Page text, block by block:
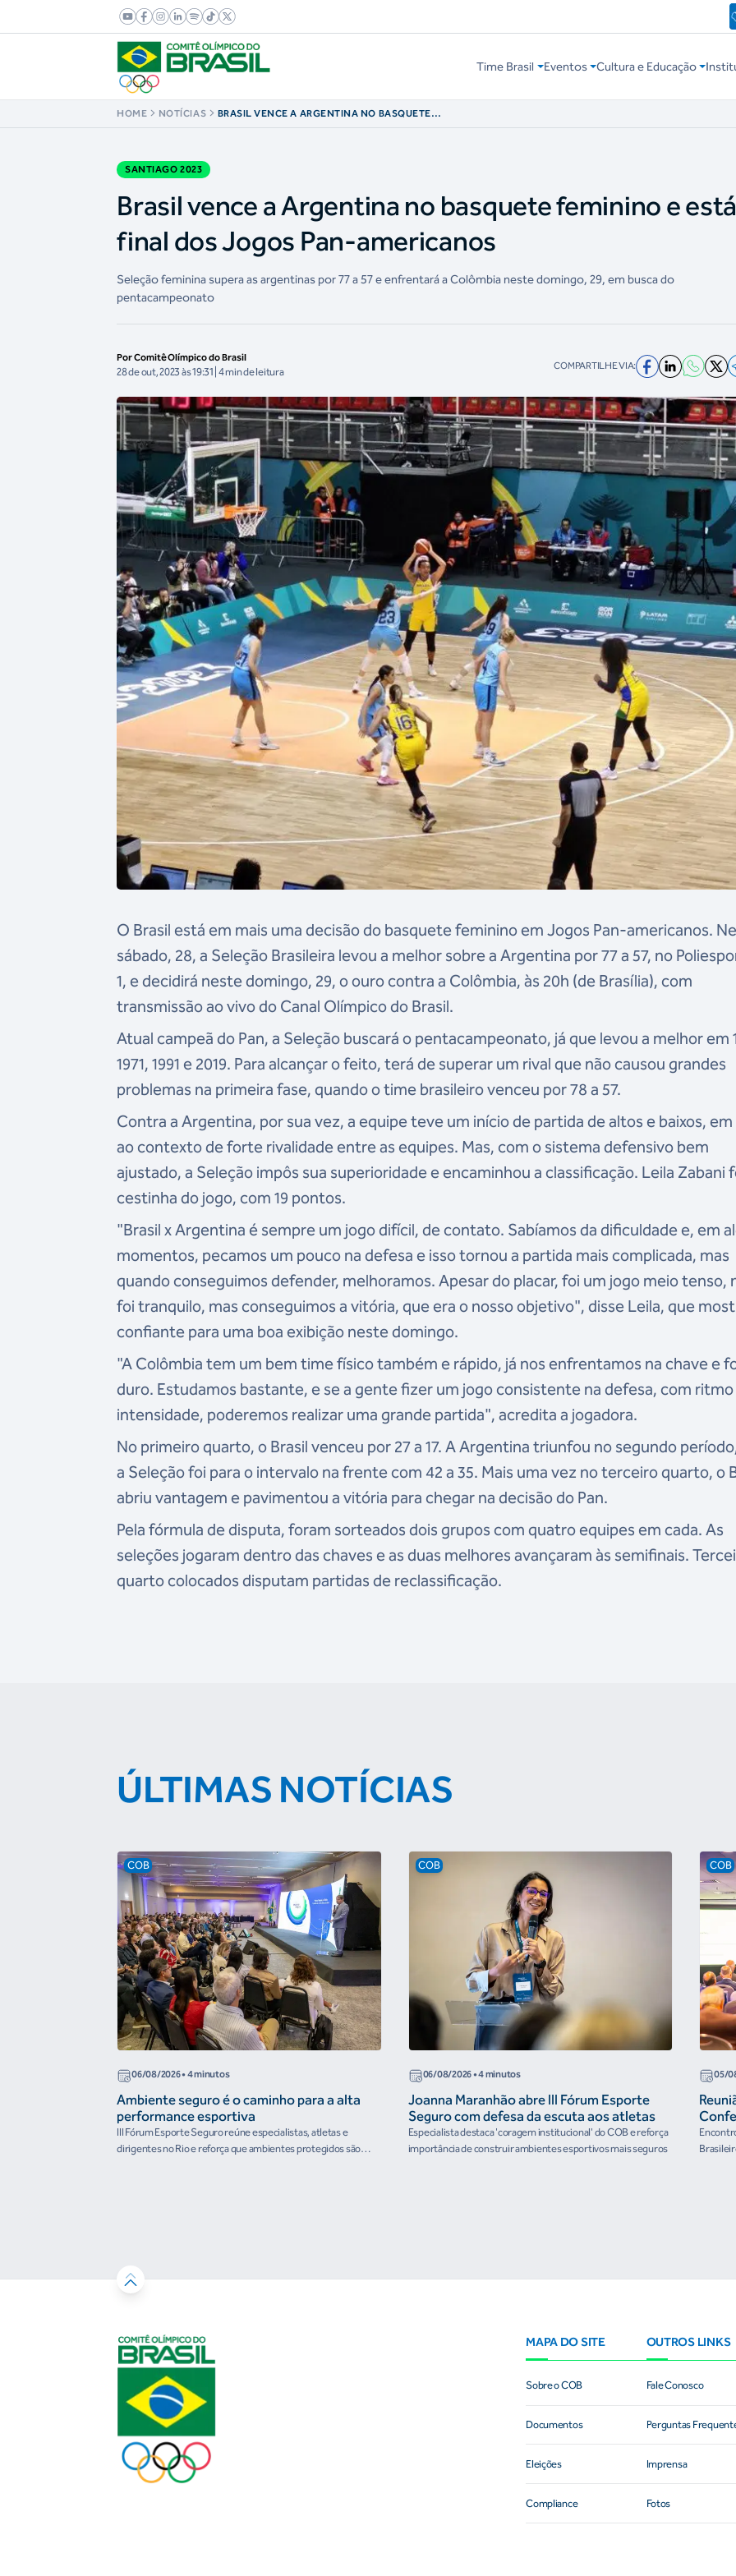
Time Brasil Eventos Cultura e Educação
HOME NOTÍCIAS
BRASIL VENCE A ARGENTINA NO BASQUETE
SANTIAGO 2023
Brasil vence a Argentina no basquete feminino e
final dos Jogos Pan-americanos
Seleção feminina supera as argentinas por 77 a 57 e enfrentará a Colômbia neste domingo, 29, em busca do
pentacampeonato
Por Comitê Olímpico do Brasil
28 de out, 2023 às 19:31 | 4 min de leitura COMPARTILHE VIA:
O Brasil está em mais uma decisão do basquete feminino em Jogos Pan-americanos.
sábado, 28, a Seleção Brasileira levou a melhor sobre a Argentina por 77 a 57, no
1, e decidirá neste domingo, 29, o ouro contra a Colômbia, às 20h (de Brasília), com
transmissão ao vivo do Canal Olímpico do Brasil.
Atual campeã do Pan, a Seleção buscará o pentacampeonato, já que levou a melhor em
1971, 1991 e 2019. Para alcançar o feito, terá de superar um rival que não causou grandes
problemas na primeira fase, quando o time brasileiro venceu por 78 a 57.
Contra a Argentina, por sua vez, a equipe teve um início de partida de altos e baixos,
ao contexto de forte rivalidade entre as equipes. Mas, com o sistema defensivo bem
ajustado, a Seleção impôs sua superioridade e encaminhou a classificação. Leila Zabani
cestinha do jogo, com 19 pontos.
"Brasil x Argentina é sempre um jogo difícil, de contato. Sabíamos da dificuldade e, em
momentos, pecamos um pouco na defesa e isso tornou a partida mais complicada, mas
quando conseguimos defender, melhoramos. Apesar do placar, foi um jogo meio tenso,
foi tranquilo, mas conseguimos a vitória, que era o nosso objetivo", disse Leila, que
confiante para uma boa exibição neste domingo.
"A Colômbia tem um bem time físico também e rápido, já nos enfrentamos na chave e
duro. Estudamos bastante, e se a gente fizer um jogo consistente na defesa, com
intensidade, poderemos realizar uma grande partida", acredita a jogadora.
No primeiro quarto, o Brasil venceu por 27 a 17. A Argentina triunfou no segundo
a Seleção foi para o intervalo na frente com 42 a 35. Mais uma vez no terceiro quarto, o
abriu vantagem e pavimentou a vitória para chegar na decisão do Pan.
Pela fórmula de disputa, foram sorteados dois grupos com quatro equipes em cada. As
seleções jogaram dentro das chaves e as duas melhores avançaram às semifinais.
quarto colocados disputam partidas de reclassificação.
ÚLTIMAS NOTÍCIAS
COB
06/08/2026• 4 minutos
Ambiente seguro é o caminho para a alta
performance esportiva
III Fórum Esporte Seguro reúne especialistas, atletas e
dirigentes no Rio e reforça que ambientes protegidos são
COB
06/08/2026• 4 minutos
Joanna Maranhão abre III Fórum Esporte
Seguro com defesa da escuta aos atletas
Especialista destaca 'coragem institucional' do COB e reforça
importância de construir ambientes esportivos mais seguros
COB
05/
the
MAPA DO SITE
Sobre o COB
Documentos
Eleições
Compliance
OUTROS LINKS
Fale Conosco
Perguntas
Imprensa
Fotos